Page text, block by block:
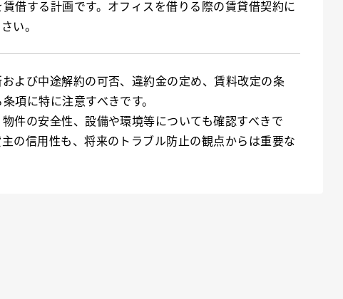
借する計画です。オフィスを借りる際の賃貸借契約に
い。
よび中途解約の可否、違約金の定め、賃料改定の条
項に特に注意すべきです。
件の安全性、設備や環境等についても確認すべきで
の信用性も、将来のトラブル防止の観点からは重要な